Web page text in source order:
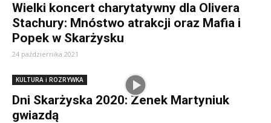
Wielki koncert charytatywny dla Olivera
Stachury: Mnóstwo atrakcji oraz Mafia i
Popek w Skarżysku
24 października 2021
KULTURA i ROZRYWKA
Dni Skarżyska 2020: Zenek Martyniuk
gwiazdą